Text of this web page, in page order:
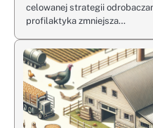
celowanej strategii
profilaktyka zmniejsza…